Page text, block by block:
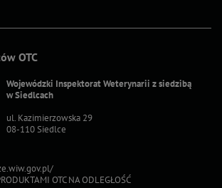
OTC
Wojewódzki Inspektorat Weterynarii z siedzibą
w Siedlcach
ul. Kazimierzowska 29
08-110 Siedlce
OTC NA ODLEGŁOŚĆ